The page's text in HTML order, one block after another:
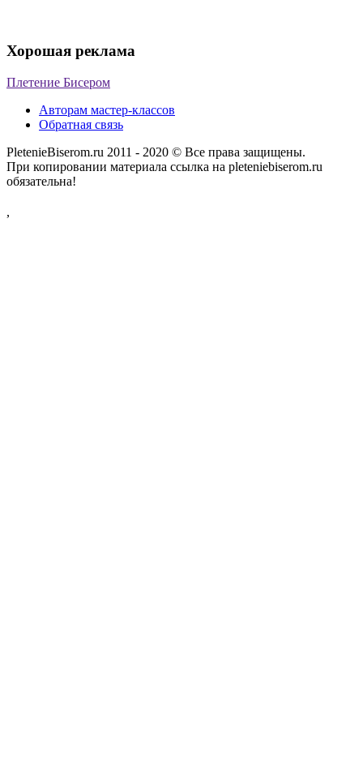
Хорошая реклама
Плетение Бисером
Авторам мастер-классов
Обратная связь
PletenieBiserom.ru 2011 - 2020 © Все права защищены.
При копировании материала ссылка на pleteniebiserom.ru
обязательна!
,